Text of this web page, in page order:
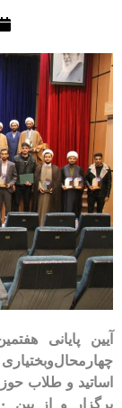
آیین پایانی